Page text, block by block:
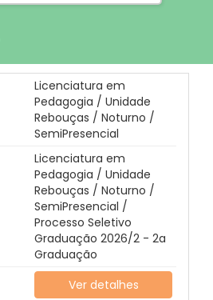
Licenciatura em
Pedagogia / Unidade
Rebouças / Noturno /
SemiPresencial
Licenciatura em
Pedagogia / Unidade
Rebouças / Noturno /
SemiPresencial /
Processo Seletivo
Graduação 2026/2 - 2a
Graduação
Ver detalhes